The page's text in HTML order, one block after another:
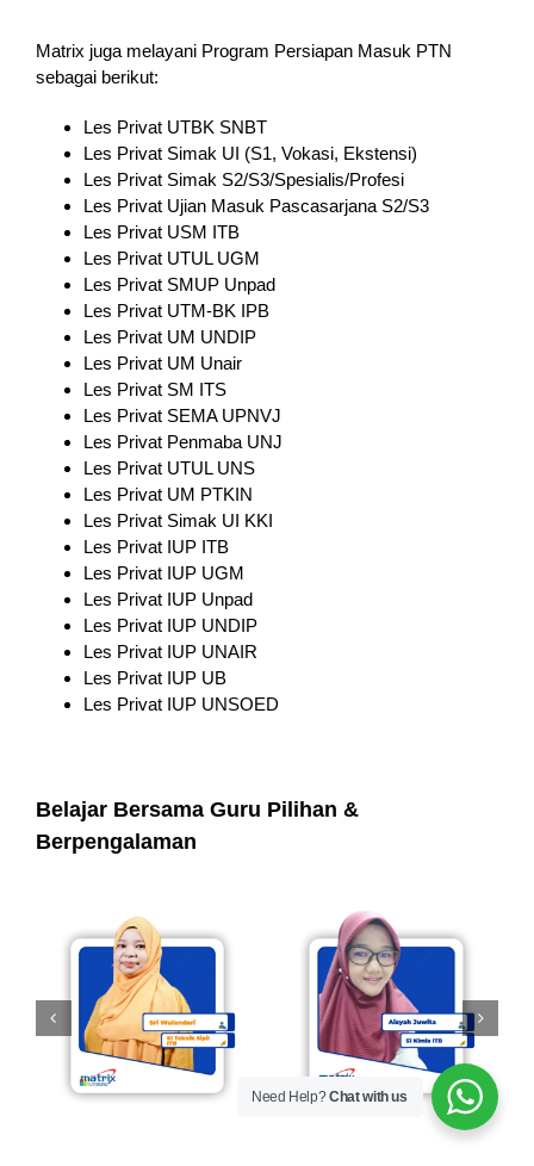
Matrix juga melayani Program Persiapan Masuk PTN
sebagai berikut:
Les Privat UTBK SNBT
Les Privat Simak UI (S1, Vokasi, Ekstensi)
Les Privat Simak S2/S3/Spesialis/Profesi
Les Privat Ujian Masuk Pascasarjana S2/S3
Les Privat USM ITB
Les Privat UTUL UGM
Les Privat SMUP Unpad
Les Privat UTM-BK IPB
Les Privat UM UNDIP
Les Privat UM Unair
Les Privat SM ITS
Les Privat SEMA UPNVJ
Les Privat Penmaba UNJ
Les Privat UTUL UNS
Les Privat UM PTKIN
Les Privat Simak UI KKI
Les Privat IUP ITB
Les Privat IUP UGM
Les Privat IUP Unpad
Les Privat IUP UNDIP
Les Privat IUP UNAIR
Les Privat IUP UB
Les Privat IUP UNSOED
Belajar Bersama Guru Pilihan &
Berpengalaman
Need Help?Chat with us